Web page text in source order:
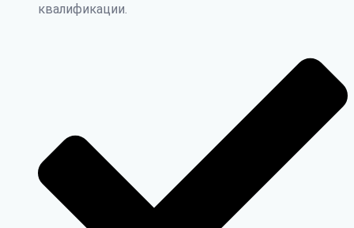
квалификации.